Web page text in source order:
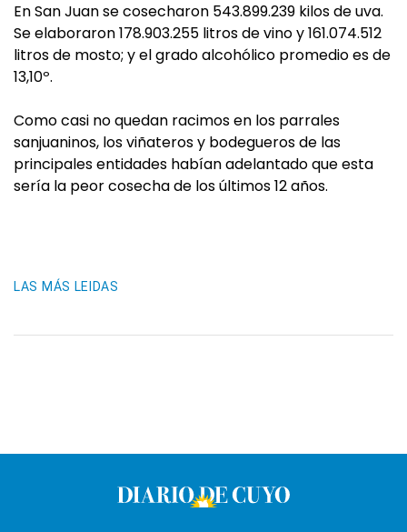
En San Juan se cosecharon 543.899.239 kilos de uva.
Se elaboraron 178.903.255 litros de vino y 161.074.512
litros de mosto; y el grado alcohólico promedio es de
13,10º.
Como casi no quedan racimos en los parrales
sanjuaninos, los viñateros y bodegueros de las
principales entidades habían adelantado que esta
sería la peor cosecha de los últimos 12 años.
LAS MÁS LEIDAS